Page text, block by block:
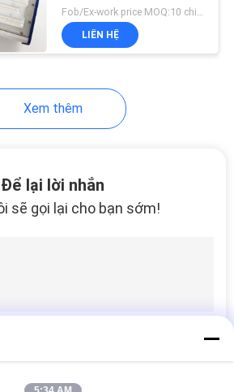
điện không đổi
Fob/Ex-work price MOQ:10 chiếc
LIÊN HỆ
Xem thêm
Để lại lời nhắn
sẽ gọi lại cho bạn sớm!